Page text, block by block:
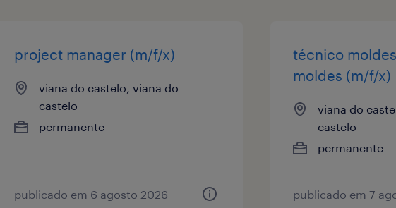
project manager (m/f/x)
viana do castelo, viana do
castelo
permanente
publicado em 6 agosto 2026
técnico
moldes (m/f/x)
viana do
castelo
permanente
publicado em 7